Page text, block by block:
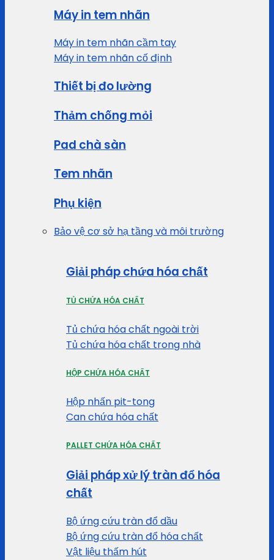
Máy in tem nhãn
Máy in tem nhãn cầm tay
Máy in tem nhãn cố định
Thiết bị đo lường
Thảm chống mỏi
Pad chà sàn
Tem nhãn
Phụ kiện
Bảo vệ cơ sở hạ tầng và môi trường
Giải pháp chứa hóa chất
TỦ CHỨA HÓA CHẤT
Tủ chứa hóa chất ngoài trời
Tủ chứa hóa chất trong nhà
HỘP CHỨA HÓA CHẤT
Hộp nhấn pit-tong
Can chứa hóa chất
PALLET CHỨA HÓA CHẤT
Giải pháp xử lý tràn đổ hóa
chất
Bộ ứng cứu tràn đổ dầu
Bộ ứng cứu tràn đổ hóa chất
Vật liệu thấm hút